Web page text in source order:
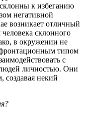
к избеганию
негативной
возникает отличный
склонного
в окружении не
типом
с
личностью. Они
создавая некий